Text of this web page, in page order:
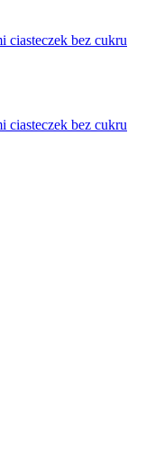
ciasteczek bez cukru
ciasteczek bez cukru